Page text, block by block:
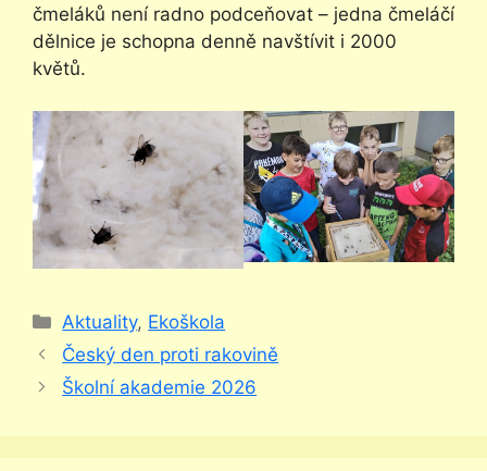
čmeláků není radno podceňovat – jedna čmeláčí
dělnice je schopna denně navštívit i 2000
květů.
Rubriky
Aktuality, Ekoškola
Český den proti rakovině
Školní akademie 2026